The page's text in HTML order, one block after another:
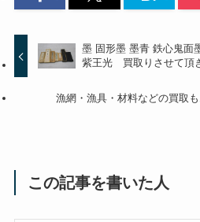
墨 固形墨 墨青 鉄心鬼面
紫王光 買取りさせて頂
漁網・漁具・材料などの買取
この記事を書いた人